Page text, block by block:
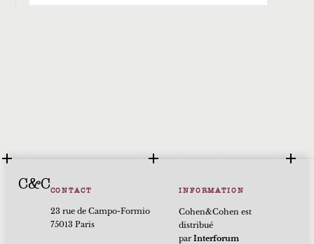
C&CCONTACT
23 rue de Campo-Formio
75013 Paris
INFORMATION
Cohen&Cohen est
distribué
parInterforum